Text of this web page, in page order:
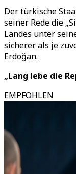
Der türkische
seiner Rede die
Landes unter
sicherer als je
Erdoğan.
„Lang lebe die
EMPFOHLEN